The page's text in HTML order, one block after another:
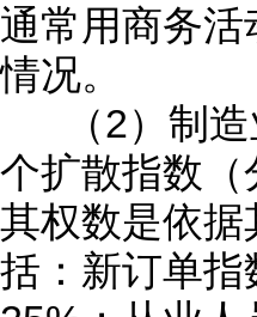
通常用商务
情况。
（2）制造
个扩散指数
其权数是依
括：新订单